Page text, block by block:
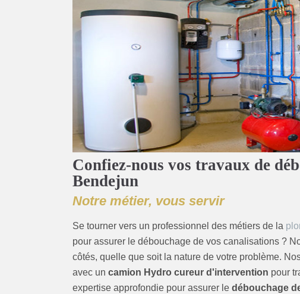
Confiez-nous vos travaux de
Bendejun
Notre métier, vous servir
Se tourner vers un professionnel des métiers de la
pour assurer le débouchage de vos canalisations ?
côtés, quelle que soit la nature de votre problème.
avec un camion Hydro cureur d'intervention pour
expertise approfondie pour assurer le débouchage